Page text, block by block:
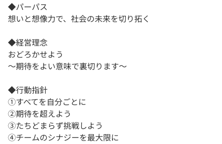
◆パーパス
想いと想像力で、社会の未来を切り拓く
◆経営理念
おどろかせよう
〜期待をよい意味で裏切ります〜
◆行動指針
①すべてを自分ごとに
②期待を超えよう
③たちどまらず挑戦しよう
④チームのシナジーを最大限に